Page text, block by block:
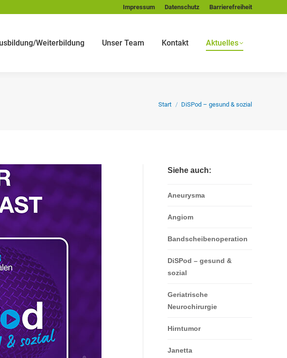
Impressum Datenschutz Barrierefreiheit
Weiterbildung Unser Team Kontakt Aktuelles
Sie befinden sich hier:
Start DiSPod – gesund & sozial
Siehe auch:
Aneurysma
Angiom
Bandscheibenoperation
DiSPod – gesund &
sozial
Geriatrische
Neurochirurgie
Hirntumor
Janetta